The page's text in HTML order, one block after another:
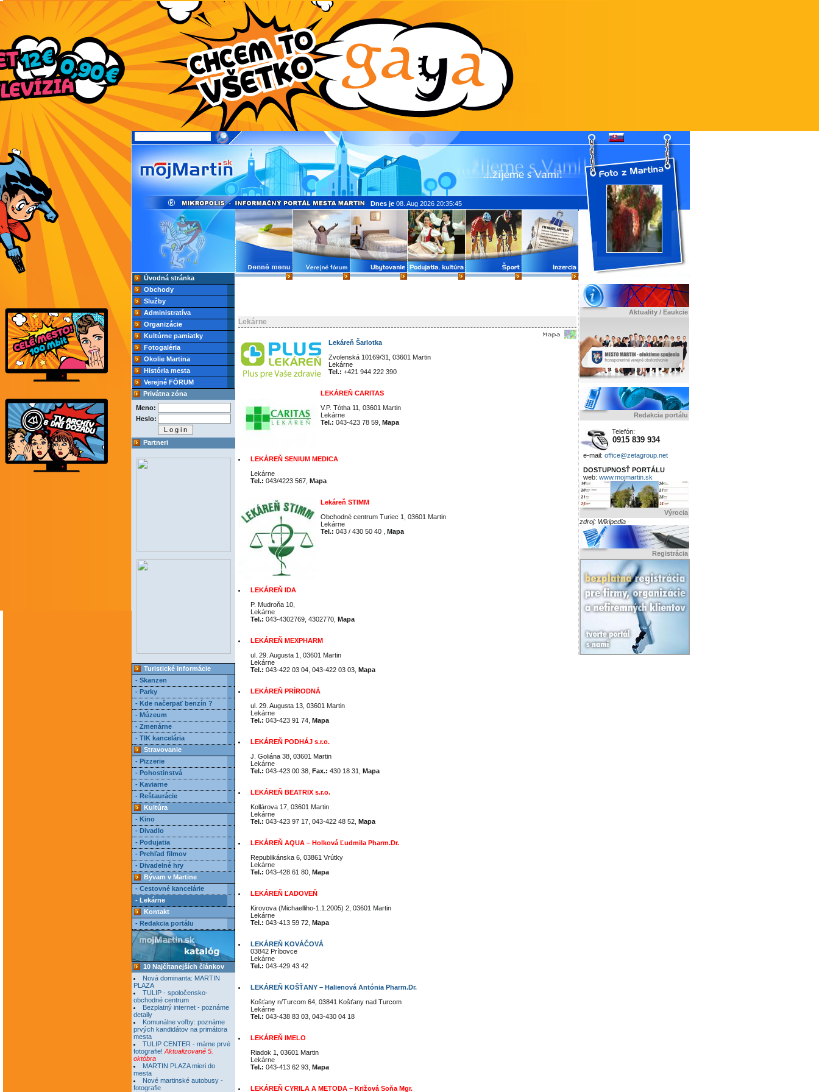
Úvodná stránka
Obchody
Služby
Administratíva
Organizácie
Kultúrne pamiatky
Fotogaléria
Okolie Martina
História mesta
Verejné FÓRUM
Privátna zóna
Meno:
Heslo:
Partneri
Turistické informácie
- Skanzen
- Parky
- Kde načerpať benzín ?
- Múzeum
- Zmenárne
- TIK kancelária
Stravovanie
- Pizzerie
- Pohostinstvá
- Kaviarne
- Reštaurácie
Kultúra
- Kino
- Divadlo
- Podujatia
- Prehľad filmov
- Divadelné hry
Bývam v Martine
- Cestovné kancelárie
- Lekárne
Kontakt
- Redakcia portálu
10 Najčítanejších článkov
Nová dominanta: MARTIN
PLAZA
TULIP - spoločensko-
obchodné centrum
Bezplatný internet - poznáme
detaily
Komunálne voľby: poznáme
prvých kandidátov na primátora
mesta
TULIP CENTER - máme prvé
fotografie! Aktualizované 5.
októbra
MARTIN PLAZA mieri do
mesta
Nové martinské autobusy -
fotografie
Aktuality / Eaukcie
Redakcia portálu
Telefón:
0915 839 934
e-mail: office@zetagroup.net
DOSTUPNOSŤ PORTÁLU
web: www.mojmartin.sk
Výrocia
zdroj: Wikipedia
Registrácia
Dnes je 08. Aug 2026 20:35:45
Lekárne
Lekáreň Šarlotka
Zvolenská 10169/31, 03601 Martin
Lekárne
Tel.: +421 944 222 390
LEKÁREŇ CARITAS
V.P. Tótha 11, 03601 Martin
Lekárne
Tel.: 043-423 78 59, Mapa
LEKÁREŇ SENIUM MEDICA
Lekárne
Tel.: 043/4223 567, Mapa
Lekáreň STIMM
Obchodné centrum Turiec 1, 03601 Martin
Lekárne
Tel.: 043 / 430 50 40 , Mapa
LEKÁREŇ IDA
P. Mudroňa 10,
Lekárne
Tel.: 043-4302769, 4302770, Mapa
LEKÁREŇ MEXPHARM
ul. 29. Augusta 1, 03601 Martin
Lekárne
Tel.: 043-422 03 04, 043-422 03 03, Mapa
LEKÁREŇ PRÍRODNÁ
ul. 29. Augusta 13, 03601 Martin
Lekárne
Tel.: 043-423 91 74, Mapa
LEKÁREŇ PODHÁJ s.r.o.
J. Goliána 38, 03601 Martin
Lekárne
Tel.: 043-423 00 38, Fax.: 430 18 31, Mapa
LEKÁREŇ BEATRIX s.r.o.
Kollárova 17, 03601 Martin
Lekárne
Tel.: 043-423 97 17, 043-422 48 52, Mapa
LEKÁREŇ AQUA – Holková Ľudmila Pharm.Dr.
Republikánska 6, 03861 Vrútky
Lekárne
Tel.: 043-428 61 80, Mapa
LEKÁREŇ ĽADOVEŇ
Kirovova (Michaelliho-1.1.2005) 2, 03601 Martin
Lekárne
Tel.: 043-413 59 72, Mapa
LEKÁREŇ KOVÁČOVÁ
03842 Príbovce
Lekárne
Tel.: 043-429 43 42
LEKÁREŇ KOŠŤANY – Halienová Antónia Pharm.Dr.
Košťany n/Turcom 64, 03841 Košťany nad Turcom
Lekárne
Tel.: 043-438 83 03, 043-430 04 18
LEKÁREŇ IMELO
Riadok 1, 03601 Martin
Lekárne
Tel.: 043-413 62 93, Mapa
LEKÁREŇ CYRILA A METODA – Križová Soňa Mgr.